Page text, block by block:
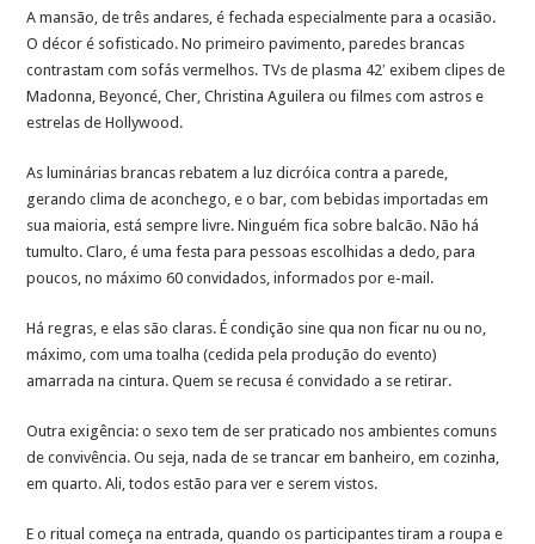
A mansão, de três andares, é fechada especialmente para a ocasião.
O décor é sofisticado. No primeiro pavimento, paredes brancas
contrastam com sofás vermelhos. TVs de plasma 42′ exibem clipes de
Madonna, Beyoncé, Cher, Christina Aguilera ou filmes com astros e
estrelas de Hollywood.
As luminárias brancas rebatem a luz dicróica contra a parede,
gerando clima de aconchego, e o bar, com bebidas importadas em
sua maioria, está sempre livre. Ninguém fica sobre balcão. Não há
tumulto. Claro, é uma festa para pessoas escolhidas a dedo, para
poucos, no máximo 60 convidados, informados por e-mail.
Há regras, e elas são claras. É condição sine qua non ficar nu ou no,
máximo, com uma toalha (cedida pela produção do evento)
amarrada na cintura. Quem se recusa é convidado a se retirar.
Outra exigência: o sexo tem de ser praticado nos ambientes comuns
de convivência. Ou seja, nada de se trancar em banheiro, em cozinha,
em quarto. Ali, todos estão para ver e serem vistos.
E o ritual começa na entrada, quando os participantes tiram a roupa e